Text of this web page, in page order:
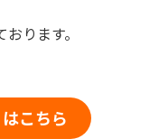
ります。
こちら